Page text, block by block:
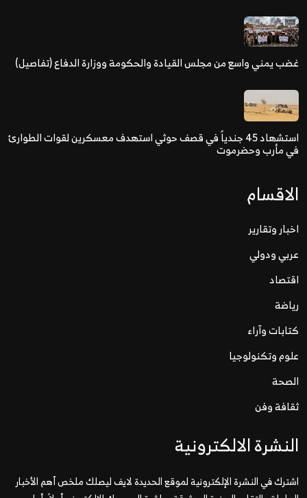
غضب يمني واسع من مجلس القيادة والحكومة ووزارة الدفاع (تفاصيل)
استشهاد 45 جندياً في قصف حوثي استهدف معسكرين لقوات الطوارئ
في مأرب وحضرموت
الاقسام
اخبار وتقارير
عربي ودولي
اقتصاد
رياضة
كتابات وآراء
علوم وتكنولوجيا
الصحة
ثقافة وفن
النشرة الالكترونية
اشترك في النشرة الإلكترونية لموقع الحديدة لايف ليصلك ملخص أهم الأخبار